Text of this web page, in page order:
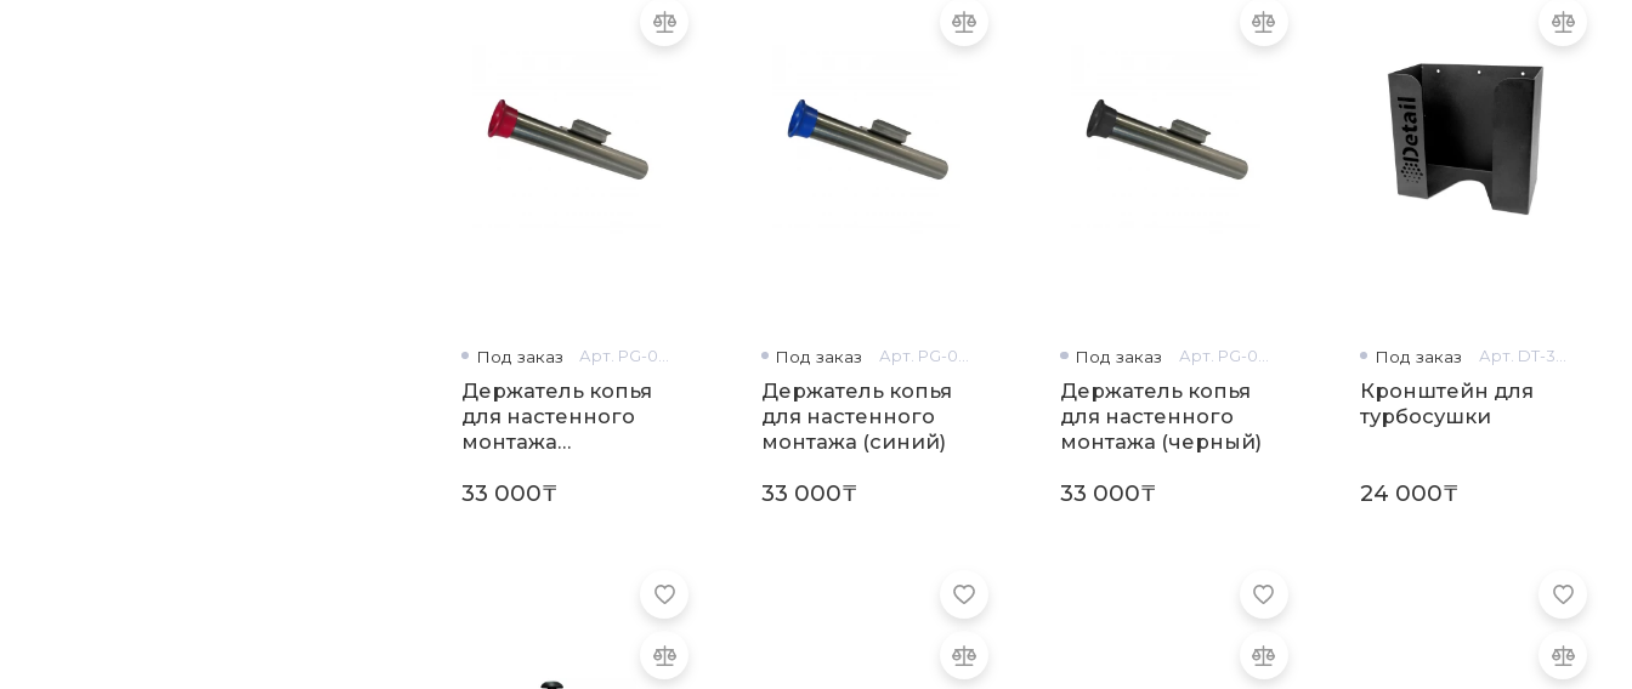
Под заказ Арт. PG-0339
Держатель копья
для настенного
монтажа
33 000₸
Под заказ Арт. PG-0338
Держатель копья
для настенного
монтажа (синий)
33 000₸
Под заказ Арт. PG-0340
Держатель копья
для настенного
монтажа (черный)
33 000₸
Под заказ Арт. DT-3034
Кронштейн для
турбосушки
24 000₸